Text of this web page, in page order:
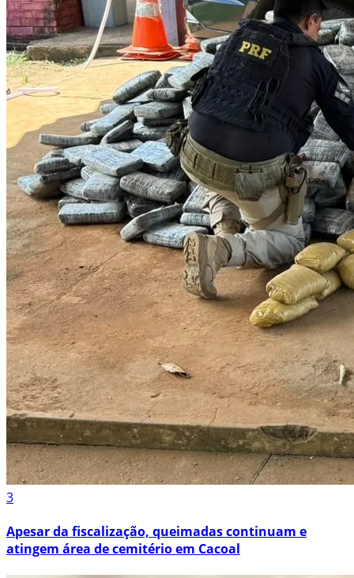
3
Apesar da fiscalização, queimadas continuam e
atingem área de cemitério em Cacoal